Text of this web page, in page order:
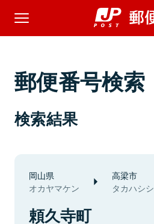
郵便番号検索
検索結果
岡山県
オカヤマケン
高梁市
タカハシシ
頼久寺町